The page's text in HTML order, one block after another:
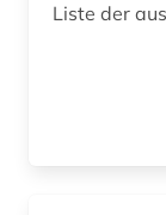
Liste der